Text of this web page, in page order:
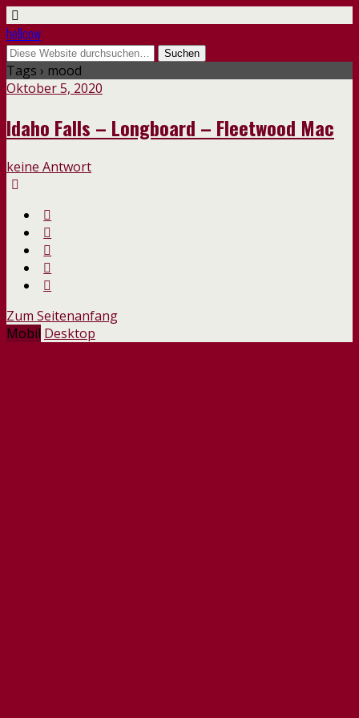
hellcow
Tags › mood
Oktober 5, 2020
Idaho Falls – Longboard – Fleetwood Mac
keine Antwort
Zum Seitenanfang
Mobil Desktop